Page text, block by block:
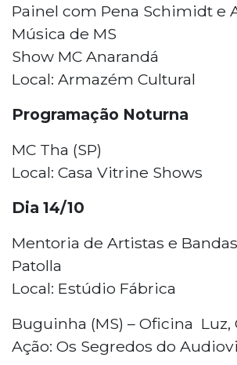
Painel com Pena Schimidt e
Música de MS
Show MC Anarandá
Local: Armazém Cultural
Programação Noturna
MC Tha (SP)
Local: Casa Vitrine Shows
Dia 14/10
Mentoria de Artistas e
Patolla
Local: Estúdio Fábrica
Buguinha (MS) – Oficina Luz,
Ação: Os Segredos do